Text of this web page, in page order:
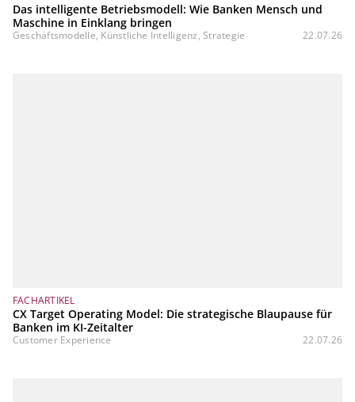
Das intelligente Betriebsmodell: Wie Banken Mensch und
Maschine in Einklang bringen
Geschäftsmodelle, Künstliche Intelligenz, Strategie 22.07.26
FACHARTIKEL
CX Target Operating Model: Die strategische Blaupause für
Banken im KI-Zeitalter
Customer Experience 22.07.26